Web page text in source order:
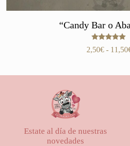
“Candy Bar o
Valorado
con
2,50€ - 11,50
Estate al día de nuestras
novedades